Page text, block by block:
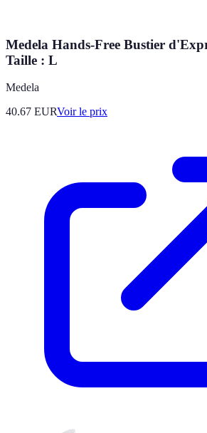
Medela Hands-Free Bustier
Taille : L
Medela
40.67 EURVoir le prix